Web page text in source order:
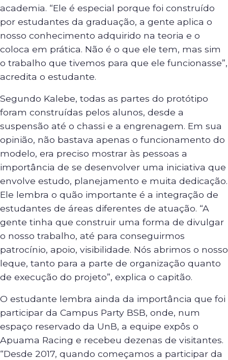
academia. “Ele é especial porque foi construído
por estudantes da graduação, a gente aplica o
nosso conhecimento adquirido na teoria e o
coloca em prática. Não é o que ele tem, mas sim
o trabalho que tivemos para que ele funcionasse”,
acredita o estudante.
Segundo Kalebe, todas as partes do protótipo
foram construídas pelos alunos, desde a
suspensão até o chassi e a engrenagem. Em sua
opinião, não bastava apenas o funcionamento do
modelo, era preciso mostrar às pessoas a
importância de se desenvolver uma iniciativa que
envolve estudo, planejamento e muita dedicação.
Ele lembra o quão importante é a integração de
estudantes de áreas diferentes de atuação. “A
gente tinha que construir uma forma de divulgar
o nosso trabalho, até para conseguirmos
patrocínio, apoio, visibilidade. Nós abrimos o nosso
leque, tanto para a parte de organização quanto
de execução do projeto”, explica o capitão.
O estudante lembra ainda da importância que foi
participar da Campus Party BSB, onde, num
espaço reservado da UnB, a equipe expôs o
Apuama Racing e recebeu dezenas de visitantes.
“Desde 2017, quando começamos a participar da